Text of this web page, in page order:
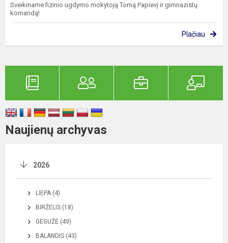
Sveikiname fizinio ugdymo mokytoją Tomą Papievį ir gimnazistų
komandą!
Plačiau
Naujienų archyvas
2026
LIEPA (4)
BIRŽELIS (18)
GEGUŽĖ (49)
BALANDIS (43)